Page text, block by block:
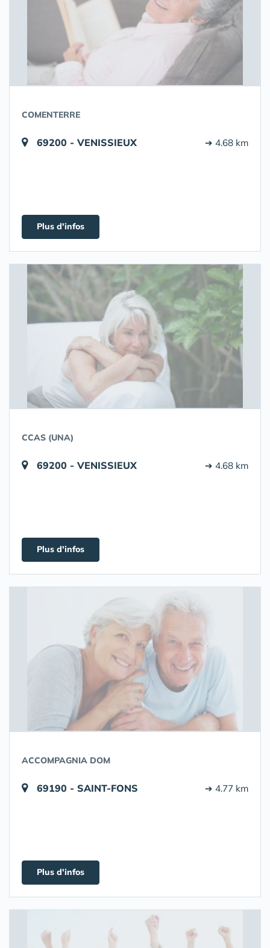
COMENTERRE
69200 - VENISSIEUX ➔ 4.68 km
Plus d'infos
CCAS (UNA)
69200 - VENISSIEUX ➔ 4.68 km
Plus d'infos
ACCOMPAGNIA DOM
69190 - SAINT-FONS ➔ 4.77 km
Plus d'infos